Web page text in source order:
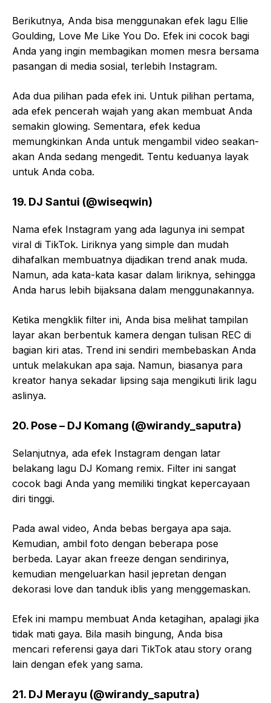
Berikutnya, Anda bisa menggunakan efek lagu Ellie
Goulding, Love Me Like You Do. Efek ini cocok bagi
Anda yang ingin membagikan momen mesra bersama
pasangan di media sosial, terlebih Instagram.
Ada dua pilihan pada efek ini. Untuk pilihan pertama,
ada efek pencerah wajah yang akan membuat Anda
semakin glowing. Sementara, efek kedua
memungkinkan Anda untuk mengambil video seakan-
akan Anda sedang mengedit. Tentu keduanya layak
untuk Anda coba.
19. DJ Santui (@wiseqwin)
Nama efek Instagram yang ada lagunya ini sempat
viral di TikTok. Liriknya yang simple dan mudah
dihafalkan membuatnya dijadikan trend anak muda.
Namun, ada kata-kata kasar dalam liriknya, sehingga
Anda harus lebih bijaksana dalam menggunakannya.
Ketika mengklik filter ini, Anda bisa melihat tampilan
layar akan berbentuk kamera dengan tulisan REC di
bagian kiri atas. Trend ini sendiri membebaskan Anda
untuk melakukan apa saja. Namun, biasanya para
kreator hanya sekadar lipsing saja mengikuti lirik lagu
aslinya.
20. Pose – DJ Komang (@wirandy_saputra)
Selanjutnya, ada efek Instagram dengan latar
belakang lagu DJ Komang remix. Filter ini sangat
cocok bagi Anda yang memiliki tingkat kepercayaan
diri tinggi.
Pada awal video, Anda bebas bergaya apa saja.
Kemudian, ambil foto dengan beberapa pose
berbeda. Layar akan freeze dengan sendirinya,
kemudian mengeluarkan hasil jepretan dengan
dekorasi love dan tanduk iblis yang menggemaskan.
Efek ini mampu membuat Anda ketagihan, apalagi jika
tidak mati gaya. Bila masih bingung, Anda bisa
mencari referensi gaya dari TikTok atau story orang
lain dengan efek yang sama.
21. DJ Merayu (@wirandy_saputra)